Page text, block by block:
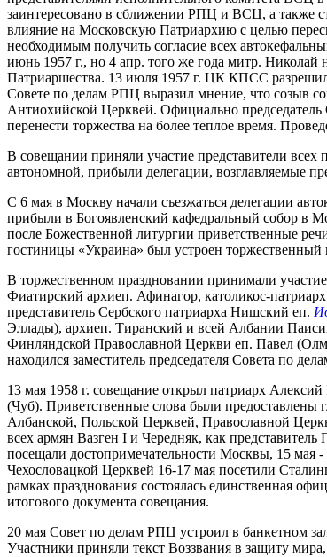
заинтересовано в сближении РПЦ и ВСЦ, а также
влияние на Московскую Патриархию с целью
необходимым получить согласие всех
июнь 1957 г., но 4 апр. того же года митр. Николай
Патриаршества. 13 июля 1957 г. ЦК КПСС разрешил
Совете по делам РПЦ выразил мнение, что созыв
Антиохийской Церквей. Официально
перенести торжества на более теплое время.
В совещании приняли участие представители
автономной, прибыли делегации, возглавляемые
С 6 мая в Москву начали съезжаться делегации
прибыли в Богоявленский кафедральный собор в
после Божественной литургии приветственные
гостиницы «Украина» был устроен
В торжественном праздновании принимали
Фиатирский архиеп. Афинагор, католикос-патриарх
представитель Сербского патриарха Нишский еп.
Эллады), архиеп. Тиранский и всей Албании
Финляндской Православной Церкви еп. Павел
находился заместитель председателя Совета по
13 мая 1958 г. совещание открыл патриарх
(Чуб). Приветственные слова были предоставлены
Албанской, Польской Церквей, Православной
всех армян Вазген I и Чередняк, как
посещали достопримечательности Москвы, 15
Чехословацкой Церквей 16-17 мая посетили
рамках празднования состоялась единственная
итогового документа совещания.
20 мая Совет по делам РПЦ устроил в банкетном
Участники приняли текст Воззвания в защиту